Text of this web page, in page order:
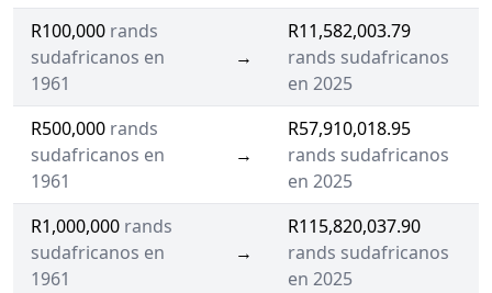
R100,000 rands
sudafricanos en
1961
→
R11,582,003.79
rands sudafricanos
en 2025
R500,000 rands
sudafricanos en
1961
→
R57,910,018.95
rands sudafricanos
en 2025
R1,000,000 rands
sudafricanos en
1961
→
R115,820,037.90
rands sudafricanos
en 2025